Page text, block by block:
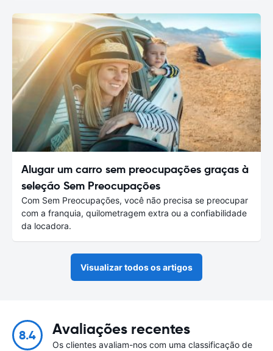
Alugar um carro sem preocupações graças à
seleção Sem Preocupações
Com Sem Preocupações, você não precisa se preocupar
com a franquia, quilometragem extra ou a confiabilidade
da locadora.
Visualizar todos os artigos
8.4 Avaliações recentes
Os clientes avaliam-nos com uma classificação de